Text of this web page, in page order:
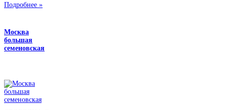
Подробнее »
Москва
большая
семеновская